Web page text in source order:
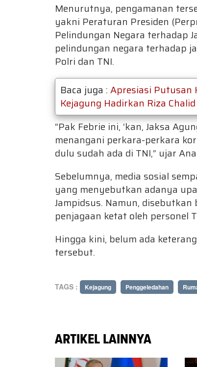
Menurutnya, pengamanan
yakni Peraturan Presiden
Pelindungan Negara terhadap
pelindungan negara terhadap
Polri dan TNI.
Baca juga : Apresiasi Putusan
Kejagung Hadirkan Riza
“Pak Febrie ini, ‘kan, Jaksa
menangani perkara-perkara
dulu sudah ada di TNI,” ujar
Sebelumnya, media sosial
yang menyebutkan adanya
Jampidsus. Namun,
penjagaan ketat oleh personel
Hingga kini, belum ada
tersebut.
TAGS : Kejagung Penggeledahan
ARTIKEL LAINNYA